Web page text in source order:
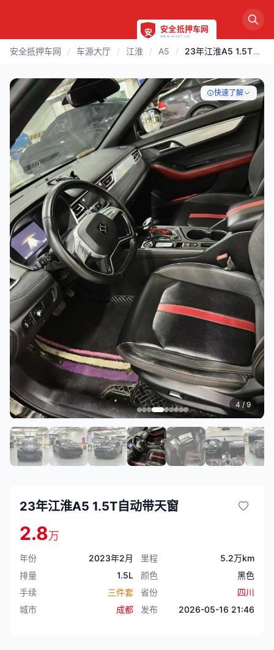
安全抵押车网 / 车源大厅 / 江淮 / A5 / 23年江淮A5 1.5T自动带天窗
快速了解
4 / 9
23年江淮A5 1.5T自动带天窗
2.8万
年份 2023年2月 里程
5.2万km
排量
1.5L 颜色
黑色
手续
三件套 省份
四川
城市
成都 发布 2026-05-16 21:46